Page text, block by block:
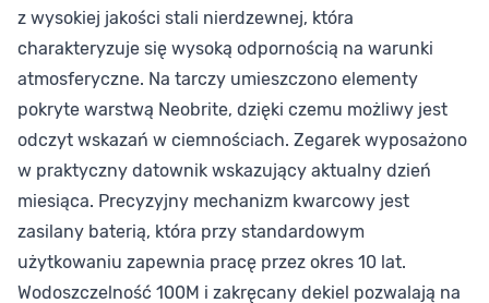
z wysokiej jakości stali nierdzewnej, która
charakteryzuje się wysoką odpornością na warunki
atmosferyczne. Na tarczy umieszczono elementy
pokryte warstwą Neobrite, dzięki czemu możliwy jest
odczyt wskazań w ciemnościach. Zegarek wyposażono
w praktyczny datownik wskazujący aktualny dzień
miesiąca. Precyzyjny mechanizm kwarcowy jest
zasilany baterią, która przy standardowym
użytkowaniu zapewnia pracę przez okres 10 lat.
Wodoszczelność 100M i zakręcany dekiel pozwalają na